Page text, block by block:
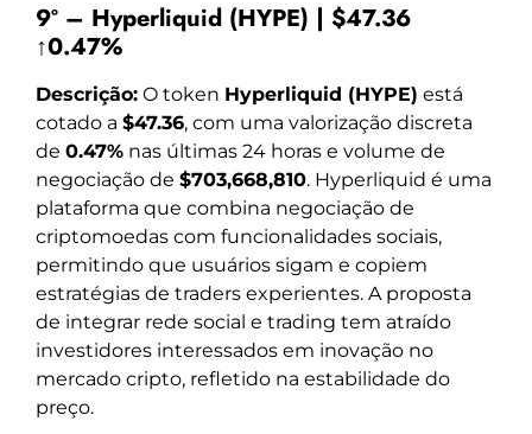
9º – Hyperliquid (HYPE) | $47.36
↑0.47%
Descrição: O token Hyperliquid (HYPE) está
cotado a $47.36, com uma valorização discreta
de 0.47% nas últimas 24 horas e volume de
negociação de $703,668,810. Hyperliquid é uma
plataforma que combina negociação de
criptomoedas com funcionalidades sociais,
permitindo que usuários sigam e copiem
estratégias de traders experientes. A proposta
de integrar rede social e trading tem atraído
investidores interessados em inovação no
mercado cripto, refletido na estabilidade do
preço.